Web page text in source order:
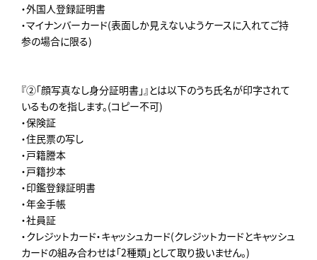
・外国人登録証明書
・マイナンバーカード(表面しか見えないようケースに入れてご持
参の場合に限る)
『②「顔写真なし身分証明書」』とは以下のうち氏名が印字されて
いるものを指します。(コピー不可)
・保険証
・住民票の写し
・戸籍謄本
・戸籍抄本
・印鑑登録証明書
・年金手帳
・社員証
・クレジットカード・キャッシュカード(クレジットカードとキャッシュ
カードの組み合わせは「2種類」として取り扱いません。)